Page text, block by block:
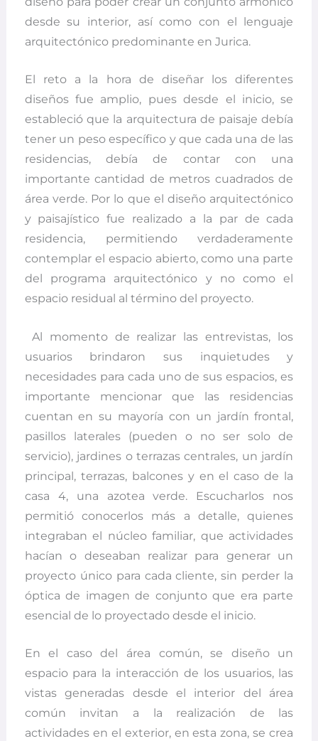
desde su interior, así como con el lenguaje
arquitectónico predominante en Jurica.
El reto a la hora de diseñar los diferentes
diseños fue amplio, pues desde el inicio, se
estableció que la arquitectura de paisaje debía
tener un peso específico y que cada una de las
residencias, debía de contar con una
importante cantidad de metros cuadrados de
área verde. Por lo que el diseño arquitectónico
y paisajístico fue realizado a la par de cada
residencia, permitiendo verdaderamente
contemplar el espacio abierto, como una parte
del programa arquitectónico y no como el
espacio residual al término del proyecto.
Al momento de realizar las entrevistas, los
usuarios brindaron sus inquietudes y
necesidades para cada uno de sus espacios, es
importante mencionar que las residencias
cuentan en su mayoría con un jardín frontal,
pasillos laterales (pueden o no ser solo de
servicio), jardines o terrazas centrales, un jardín
principal, terrazas, balcones y en el caso de la
casa 4, una azotea verde. Escucharlos nos
permitió conocerlos más a detalle, quienes
integraban el núcleo familiar, que actividades
hacían o deseaban realizar para generar un
proyecto único para cada cliente, sin perder la
óptica de imagen de conjunto que era parte
esencial de lo proyectado desde el inicio.
En el caso del área común, se diseño un
espacio para la interacción de los usuarios, las
vistas generadas desde el interior del área
común invitan a la realización de las
actividades en el exterior, en esta zona, se crea